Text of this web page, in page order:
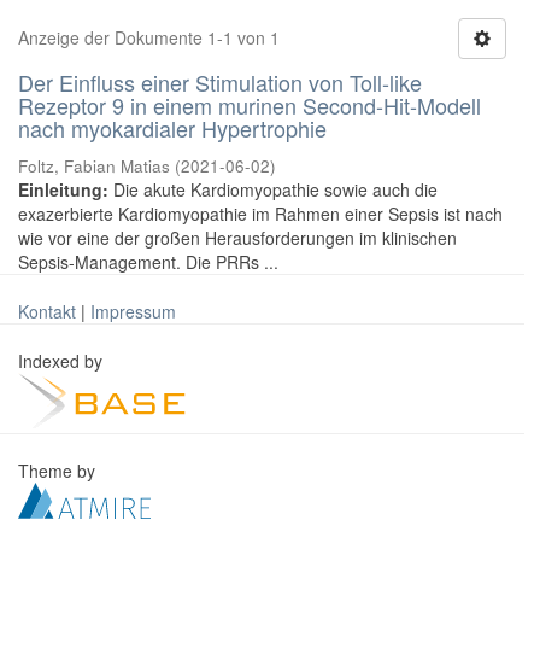
Anzeige der Dokumente 1-1 von 1
Der Einfluss einer Stimulation von Toll-like
Rezeptor 9 in einem murinen Second-Hit-Modell
nach myokardialer Hypertrophie
Foltz, Fabian Matias (2021-06-02)
Einleitung: Die akute Kardiomyopathie sowie auch die
exazerbierte Kardiomyopathie im Rahmen einer Sepsis ist nach
wie vor eine der großen Herausforderungen im klinischen
Sepsis-Management. Die PRRs ...
Kontakt | Impressum
Indexed by
Theme by